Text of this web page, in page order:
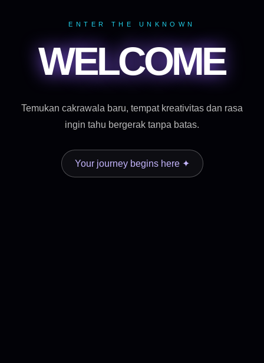
ENTER THE UNKNOWN
WELCOME
Temukan cakrawala baru, tempat kreativitas dan rasa
ingin tahu bergerak tanpa batas.
Your journey begins here ✦